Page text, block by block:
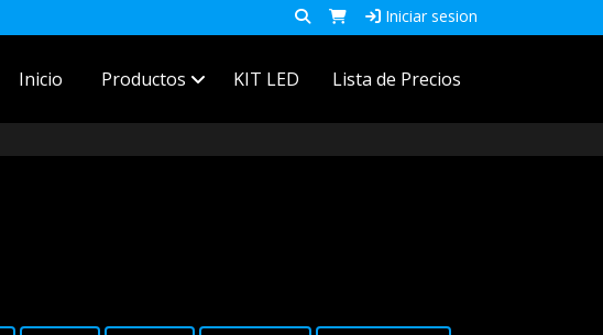
Iniciar sesion
Inicio Productos KIT LED Lista de Precios